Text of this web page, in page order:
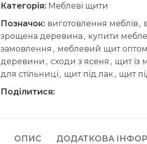
Категорія: Меблеві щити
Позначок: виготовлення меблів ,
зрощена деревина , купити
замовлення , меблевий щит оптом
деревини , сходи з ясеня , щит із
для стільниці , щит під лак , щит
Поділитися:
ОПИС ДОДАТКОВА